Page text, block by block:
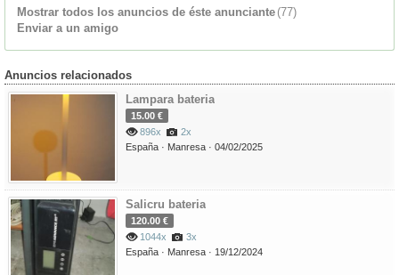
Mostrar todos los anuncios de éste anunciante (77)
Enviar a un amigo
Anuncios relacionados
Lampara bateria
15.00 €
896x
2x
España · Manresa · 04/02/2025
Salicru bateria
120.00 €
1044x
3x
España · Manresa · 19/12/2024